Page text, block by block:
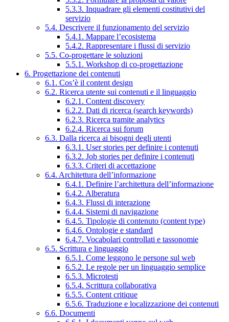
5.3.3. Inquadrare gli elementi costitutivi del
servizio
5.4. Descrivere il funzionamento del servizio
5.4.1. Mappare l’ecosistema
5.4.2. Rappresentare i flussi di servizio
5.5. Co-progettare le soluzioni
5.5.1. Workshop di co-progettazione
6. Progettazione dei contenuti
6.1. Cos’è il content design
6.2. Ricerca utente sui contenuti e il linguaggio
6.2.1. Content discovery
6.2.2. Dati di ricerca (search keywords)
6.2.3. Ricerca tramite analytics
6.2.4. Ricerca sui forum
6.3. Dalla ricerca ai bisogni degli utenti
6.3.1. User stories per definire i contenuti
6.3.2. Job stories per definire i contenuti
6.3.3. Criteri di accettazione
6.4. Architettura dell’informazione
6.4.1. Definire l’architettura dell’informazione
6.4.2. Alberatura
6.4.3. Flussi di interazione
6.4.4. Sistemi di navigazione
6.4.5. Tipologie di contenuto (content type)
6.4.6. Ontologie e standard
6.4.7. Vocabolari controllati e tassonomie
6.5. Scrittura e linguaggio
6.5.1. Come leggono le persone sul web
6.5.2. Le regole per un linguaggio semplice
6.5.3. Microtesti
6.5.4. Scrittura collaborativa
6.5.5. Content critique
6.5.6. Traduzione e localizzazione dei contenuti
6.6. Documenti